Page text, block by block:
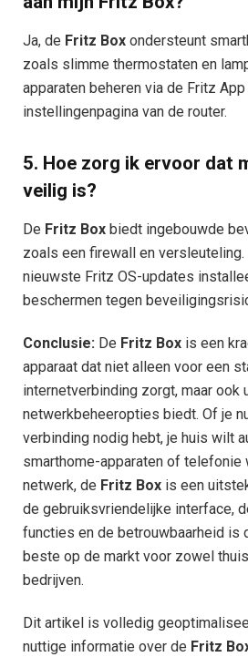
Ja, de Fritz Box ondersteunt
zoals slimme thermostaten en
apparaten beheren via de Fritz
instellingenpagina van de router.
5. Hoe zorg ik ervoor dat
veilig is?
De Fritz Box biedt ingebouwde
zoals een firewall en
nieuwste Fritz OS-updates
beschermen tegen
Conclusie: De Fritz Box is een
apparaat dat niet alleen voor een
internetverbinding zorgt, maar ook
netwerkbeheeropties biedt. Of je
verbinding nodig hebt, je huis wilt
smarthome-apparaten of telefonie
netwerk, de Fritz Box is een
de gebruiksvriendelijke interface,
functies en de betrouwbaarheid is
beste op de markt voor zowel
bedrijven.
Dit artikel is volledig
nuttige informatie over de Fritz